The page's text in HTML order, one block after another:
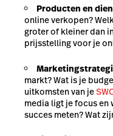
Producten en
online verkopen?
groter of kleiner dan
prijsstelling voor je
markt? Wat is je
uitkomsten van je
media ligt je focus en
succes meten? Wat